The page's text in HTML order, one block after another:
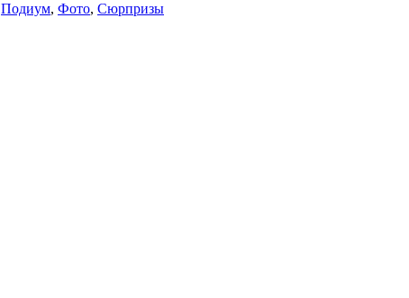
Подиум, Фото, Сюрпризы